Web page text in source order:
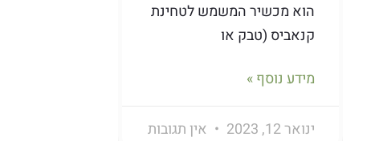
הוא מכשיר המשמש לטחינת
קנאביס (טבק או
מידע נוסף »
ינואר 12, 2023 אין תגובות